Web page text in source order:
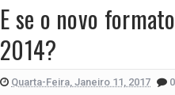
ELEIÇÕES NA BAHIA:
DEFENSORIA PÚBLICA
MILEI CHAMA LULA DE
E se o novo
2014?
Quarta-Feira, Janeiro 11, 2017 0